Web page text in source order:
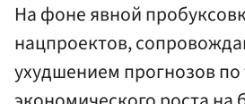
На фоне явной
нацпроектов,
ухудшением прогнозов